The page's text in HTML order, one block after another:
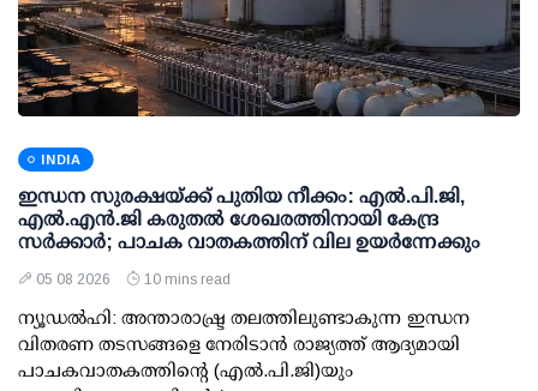
INDIA
ഇന്ധന സുരക്ഷയ്ക്ക് പുതിയ നീക്കം: എല്‍.പി.ജി,
എല്‍.എന്‍.ജി കരുതല്‍ ശേഖരത്തിനായി കേന്ദ്ര
സര്‍ക്കാര്‍; പാചക വാതകത്തിന് വില ഉയര്‍ന്നേക്കും
05 08 2026 10 mins read
ന്യൂഡല്‍ഹി: അന്താരാഷ്ട്ര തലത്തിലുണ്ടാകുന്ന ഇന്ധന
വിതരണ തടസങ്ങളെ നേരിടാന്‍ രാജ്യത്ത് ആദ്യമായി
പാചകവാതകത്തിന്റെ (എല്‍.പി.ജി)യും